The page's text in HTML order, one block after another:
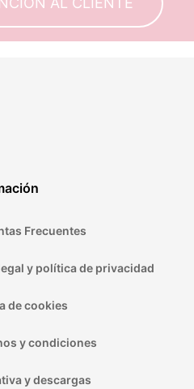
Frecuentes
y política de privacidad
de cookies
y condiciones
y descargas